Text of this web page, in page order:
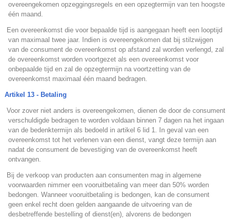
overeengekomen opzeggingsregels en een opzegtermijn van ten hoogste
één maand.
Een overeenkomst die voor bepaalde tijd is aangegaan heeft een looptijd
van maximaal twee jaar. Indien is overeengekomen dat bij stilzwijgen
van de consument de overeenkomst op afstand zal worden verlengd, zal
de overeenkomst worden voortgezet als een overeenkomst voor
onbepaalde tijd en zal de opzegtermijn na voortzetting van de
overeenkomst maximaal één maand bedragen.
Artikel 13 - Betaling
Voor zover niet anders is overeengekomen, dienen de door de consument
verschuldigde bedragen te worden voldaan binnen 7 dagen na het ingaan
van de bedenktermijn als bedoeld in artikel 6 lid 1. In geval van een
overeenkomst tot het verlenen van een dienst, vangt deze termijn aan
nadat de consument de bevestiging van de overeenkomst heeft
ontvangen.
Bij de verkoop van producten aan consumenten mag in algemene
voorwaarden nimmer een vooruitbetaling van meer dan 50% worden
bedongen. Wanneer vooruitbetaling is bedongen, kan de consument
geen enkel recht doen gelden aangaande de uitvoering van de
desbetreffende bestelling of dienst(en), alvorens de bedongen